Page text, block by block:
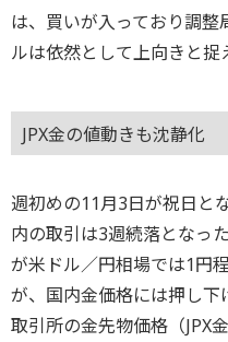
は、買いが入っており調
ルは依然として上向きと捉
JPX金の値動きも沈静化
週初めの11月3日が祝日と
内の取引は3週続落となっ
が米ドル／円相場では1円
が、国内金価格には押し
取引所の金先物価格（JPX